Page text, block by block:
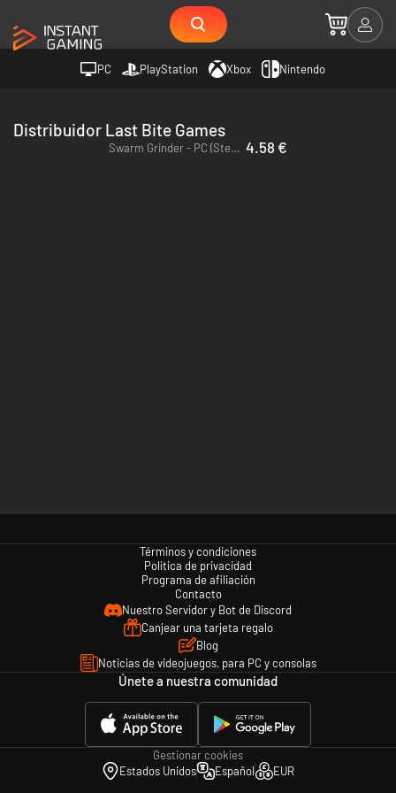
PC PlayStation Xbox Nintendo
Distribuidor Last Bite Games
Swarm Grinder - PC (Steam) 4.58 €
Términos y condiciones
Política de privacidad
Programa de afiliación
Contacto
Nuestro Servidor y Bot de Discord
Canjear una tarjeta regalo
Blog
Noticias de videojuegos, para PC y consolas
Únete a nuestra comunidad
Gestionar cookies
Estados Unidos
Español EUR